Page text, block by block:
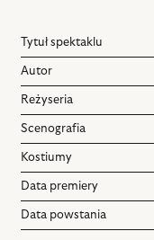
Tytuł spektaklu
Autor
Reżyseria
Scenografia
Kostiumy
Data premiery
Data powstania